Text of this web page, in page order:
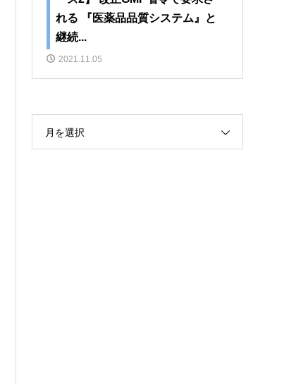
れる 『医薬品品質システム』と
継続...
2021.11.05
月を選択